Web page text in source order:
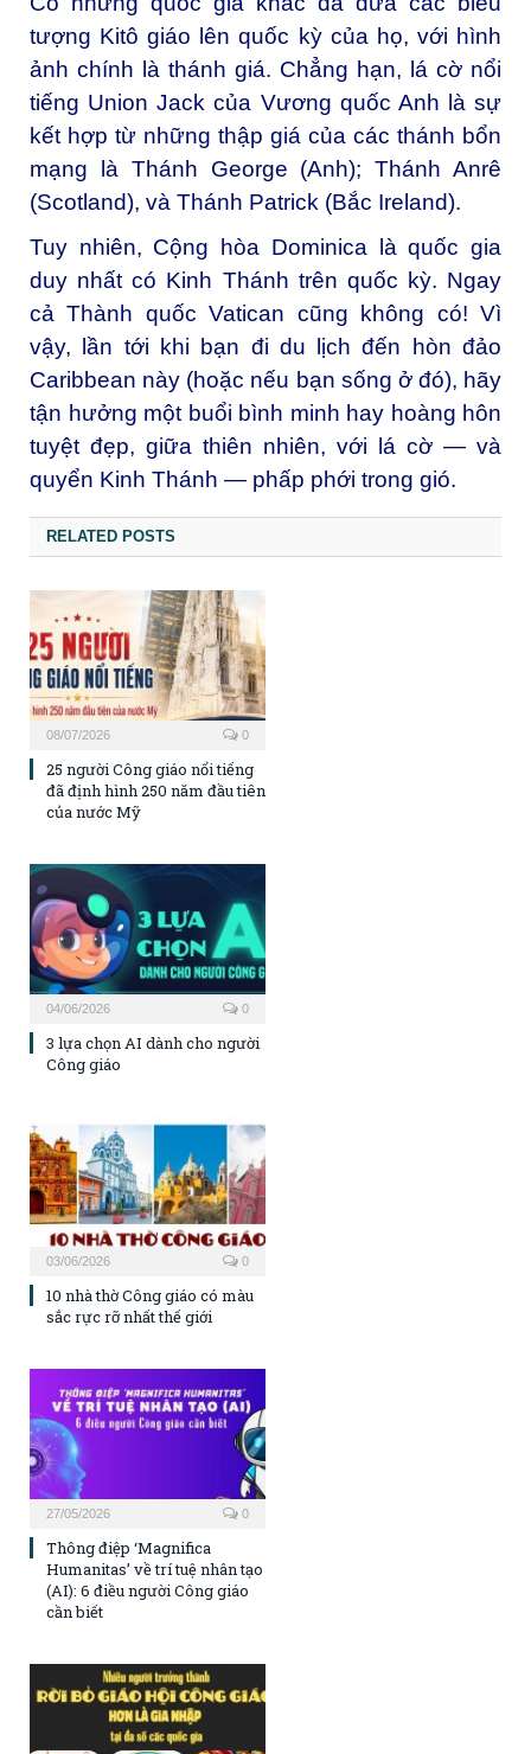
tượng Kitô giáo lên quốc kỳ của họ, với hình
ảnh chính là thánh giá. Chẳng hạn, lá cờ nổi
tiếng Union Jack của Vương quốc Anh là sự
kết hợp từ những thập giá của các thánh bổn
mạng là Thánh George (Anh); Thánh Anrê
(Scotland), và Thánh Patrick (Bắc Ireland).
Tuy nhiên, Cộng hòa Dominica là quốc gia
duy nhất có Kinh Thánh trên quốc kỳ. Ngay
cả Thành quốcVatican cũng không có! Vì
vậy, lần tới khi bạn đi du lịch đến hòn đảo
Caribbean này (hoặc nếu bạn sống ở đó), hãy
tận hưởng một buổi bình minh hay hoàng hôn
tuyệt đẹp, giữa thiên nhiên, với lá cờ — và
quyển Kinh Thánh — phấp phới trong gió.
RELATED POSTS
08/07/2026 0
25 người Công giáo nổi tiếng
đã định hình 250 năm đầu tiên
của nước Mỹ
04/06/2026 0
3 lựa chọn AI dành cho người
Công giáo
03/06/2026 0
10 nhà thờ Công giáo có màu
sắc rực rỡ nhất thế giới
27/05/2026 0
Thông điệp ‘Magnifica
Humanitas’ về trí tuệ nhân tạo
(AI): 6 điều người Công giáo
cần biết